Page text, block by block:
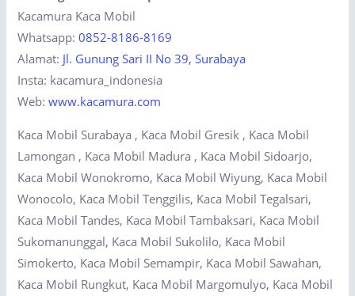
Kacamura Kaca Mobil
Whatsapp:0852-8186-8169
Alamat: Jl. Gunung Sari II No 39, Surabaya
Insta: kacamura_indonesia
Web:www.kacamura.com
Kaca Mobil Surabaya , Kaca Mobil Gresik , Kaca Mobil
Lamongan , Kaca Mobil Madura , Kaca Mobil Sidoarjo,
Kaca Mobil Wonokromo, Kaca Mobil Wiyung, Kaca Mobil
Wonocolo, Kaca Mobil Tenggilis, Kaca Mobil Tegalsari,
Kaca Mobil Tandes, Kaca Mobil Tambaksari, Kaca Mobil
Sukomanunggal, Kaca Mobil Sukolilo, Kaca Mobil
Simokerto, Kaca Mobil Semampir, Kaca Mobil Sawahan,
Kaca Mobil Rungkut, Kaca Mobil Margomulyo, Kaca Mobil